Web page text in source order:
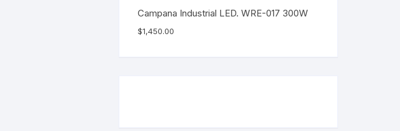
Campana Industrial LED. WRE-017 300W
$1,450.00